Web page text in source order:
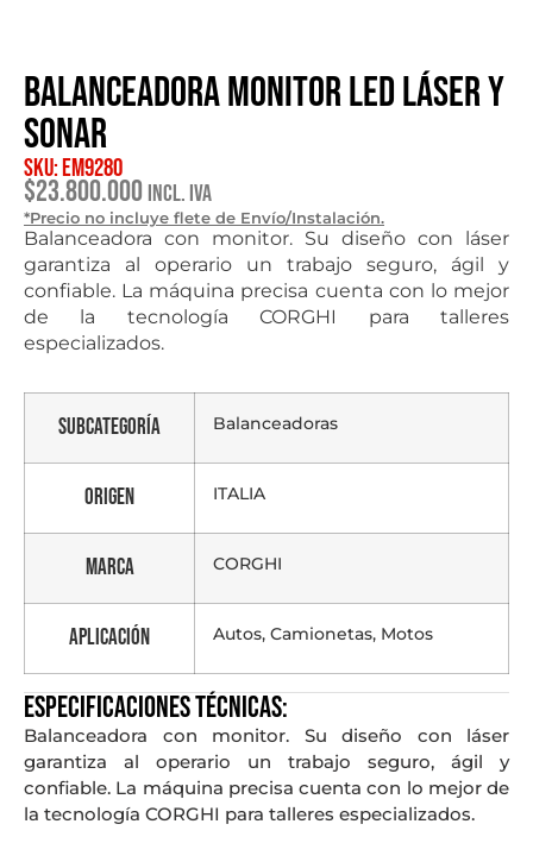
Balanceadora monitor LED Láser y
sonar
SKU: EM9280
$23.800.000 Incl. IVA
*Precio no incluye flete de Envío/Instalación.
Balanceadora con monitor. Su diseño con láser
garantiza al operario un trabajo seguro, ágil y
confiable. La máquina precisa cuenta con lo mejor
de la tecnología CORGHI para talleres
especializados.
Subcategoría Balanceadoras
Origen ITALIA
Marca CORGHI
Aplicación Autos, Camionetas, Motos
Especificaciones técnicas:
Balanceadora con monitor. Su diseño con láser
garantiza al operario un trabajo seguro, ágil y
confiable. La máquina precisa cuenta con lo mejor de
la tecnología CORGHI para talleres especializados.